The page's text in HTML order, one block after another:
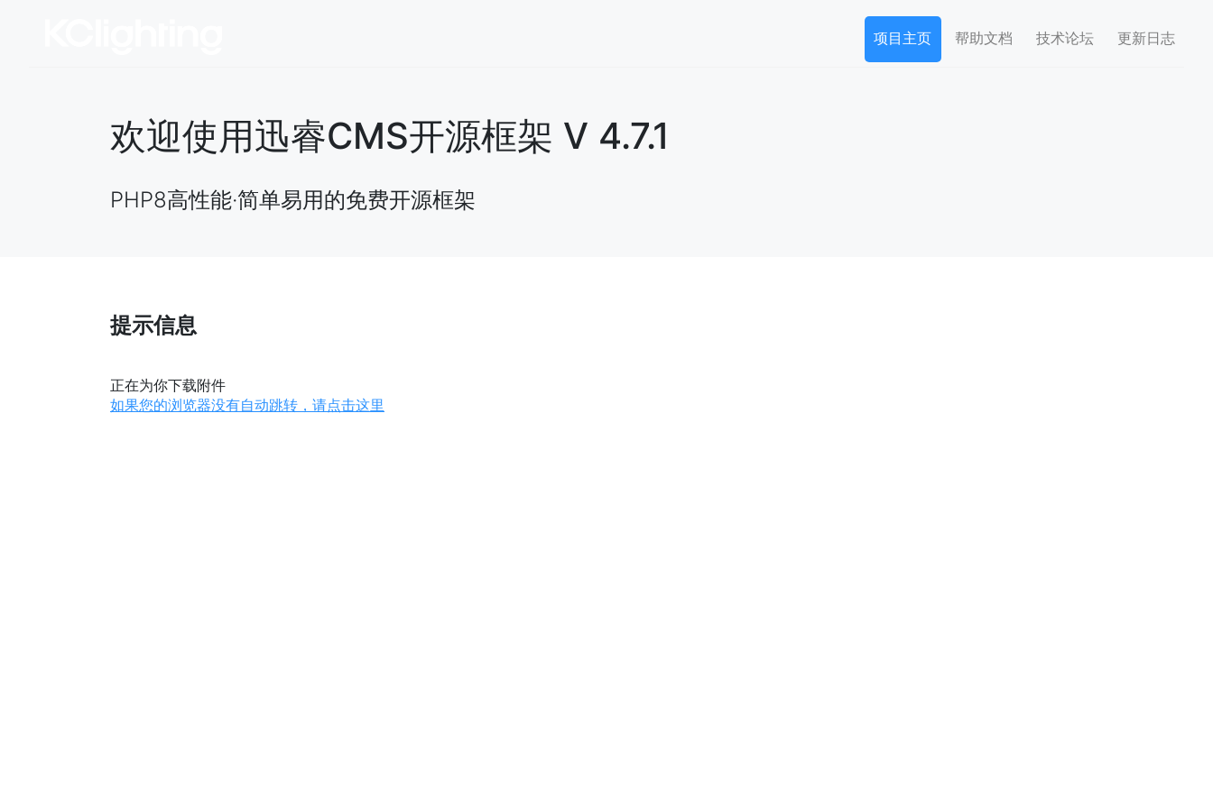
项目主页 帮助文档 技术论坛 更新日志
欢迎使用迅睿CMS开源框架 V 4.7.1
PHP8高性能·简单易用的免费开源框架
提示信息
正在为你下载附件
如果您的浏览器没有自动跳转，请点击这里